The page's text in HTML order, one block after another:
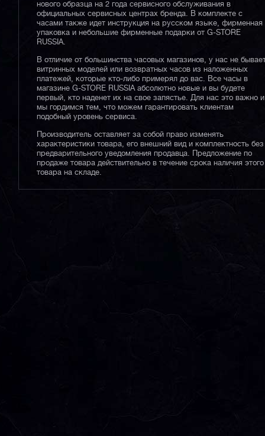
нового образца на 2 года сервисного обслуживания в
официальных сервисных центрах бренда. В комплекте с
часами также идет инструкция на русском языке, фирменная
упаковка и небольшие фирменные подарки от G-STORE
RUSSIA.
В отличие от большинства часовых магазинов, у нас не
витринных моделей или возвратных часов из наложенных
платежей, которые кто-либо примерял до вас. Все часы в
магазине G-STORE RUSSIA абсолютно новые и вы будете
первый, кто наденет их на свое запястье. Для нас это важно и
мы гордимся тем, что можем гарантировать клиентам
подобный уровень сервиса.
Производитель оставляет за собой право изменять
характеристики товара, его внешний вид и комплектность без
предварительного уведомления продавца. Предложение по
продаже товара действительно в течение срока наличия этого
товара на складе.